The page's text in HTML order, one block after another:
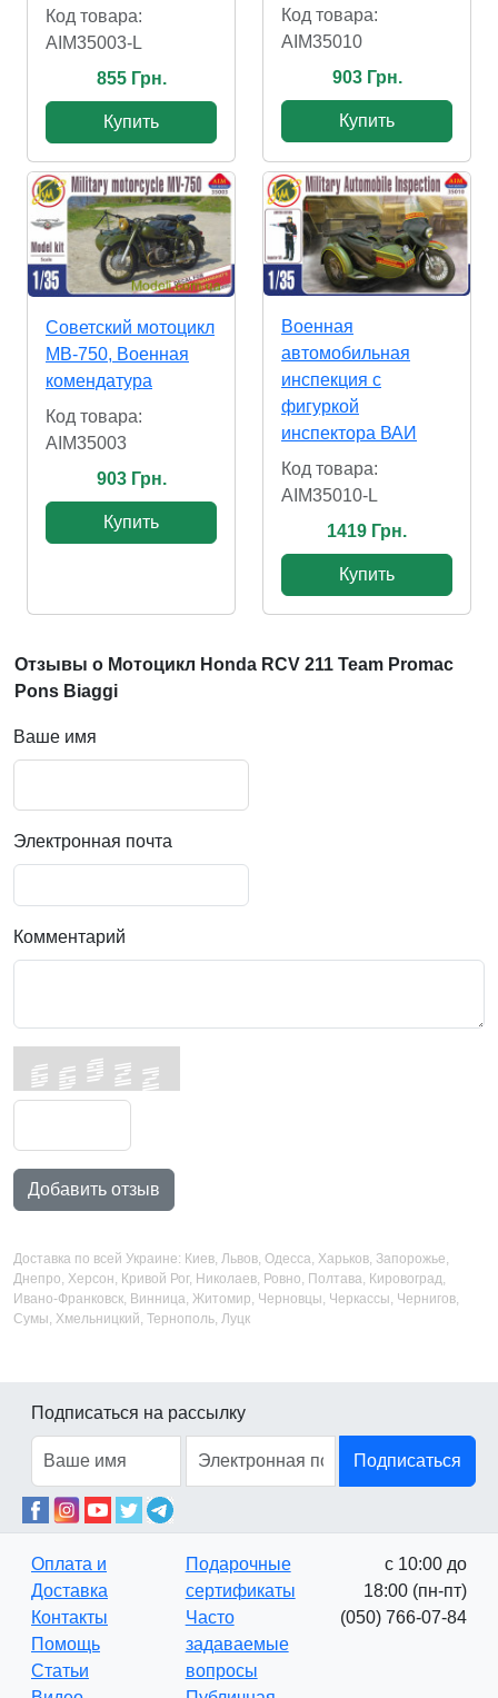
Код товара:
AIM35003-L
855 Грн.
Купить
Код товара:
AIM35010
903 Грн.
Купить
Советский мотоцикл
МВ-750, Военная
комендатура
Код товара:
AIM35003
903 Грн.
Купить
Военная
автомобильная
инспекция с
фигуркой
инспектора ВАИ
Код товара:
AIM35010-L
1419 Грн.
Купить
Отзывы о Мотоцикл Honda RCV 211 Team Promac
Pons Biaggi
Ваше имя
Электронная почта
Комментарий
Добавить отзыв
Доставка по всей Украине: Киев, Львов, Одесса, Харьков, Запорожье,
Днепро, Херсон, Кривой Рог, Николаев, Ровно, Полтава, Кировоград,
Ивано-Франковск, Винница, Житомир, Черновцы, Черкассы, Чернигов,
Сумы, Хмельницкий, Тернополь, Луцк
Подписаться на рассылку
Подписаться
Оплата и
Доставка
Контакты
Помощь
Статьи
Подарочные
сертификаты
Часто
задаваемые
вопросы
с 10:00 до
18:00 (пн-пт)
(050) 766-07-84